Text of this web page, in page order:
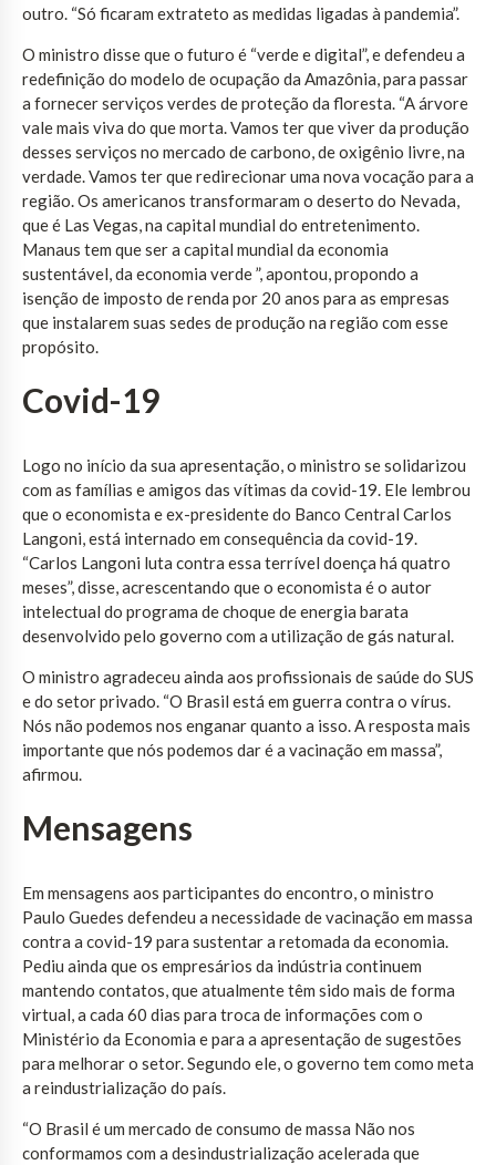
outro. “Só ficaram extrateto as medidas ligadas à pandemia”.
O ministro disse que o futuro é “verde e digital”, e defendeu a
redefinição do modelo de ocupação da Amazônia, para passar
a fornecer serviços verdes de proteção da floresta. “A árvore
vale mais viva do que morta. Vamos ter que viver da produção
desses serviços no mercado de carbono, de oxigênio livre, na
verdade. Vamos ter que redirecionar uma nova vocação para a
região. Os americanos transformaram o deserto do Nevada,
que é Las Vegas, na capital mundial do entretenimento.
Manaus tem que ser a capital mundial da economia
sustentável, da economia verde ”, apontou, propondo a
isenção de imposto de renda por 20 anos para as empresas
que instalarem suas sedes de produção na região com esse
propósito.
Covid-19
Logo no início da sua apresentação, o ministro se solidarizou
com as famílias e amigos das vítimas da covid-19. Ele lembrou
que o economista e ex-presidente do Banco Central Carlos
Langoni, está internado em consequência da covid-19.
“Carlos Langoni luta contra essa terrível doença há quatro
meses”, disse, acrescentando que o economista é o autor
intelectual do programa de choque de energia barata
desenvolvido pelo governo com a utilização de gás natural.
O ministro agradeceu ainda aos profissionais de saúde do SUS
e do setor privado. “O Brasil está em guerra contra o vírus.
Nós não podemos nos enganar quanto a isso. A resposta mais
importante que nós podemos dar é a vacinação em massa”,
afirmou.
Mensagens
Em mensagens aos participantes do encontro, o ministro
Paulo Guedes defendeu a necessidade de vacinação em massa
contra a covid-19 para sustentar a retomada da economia.
Pediu ainda que os empresários da indústria continuem
mantendo contatos, que atualmente têm sido mais de forma
virtual, a cada 60 dias para troca de informações com o
Ministério da Economia e para a apresentação de sugestões
para melhorar o setor. Segundo ele, o governo tem como meta
a reindustrialização do país.
“O Brasil é um mercado de consumo de massa Não nos
conformamos com a desindustrialização acelerada que